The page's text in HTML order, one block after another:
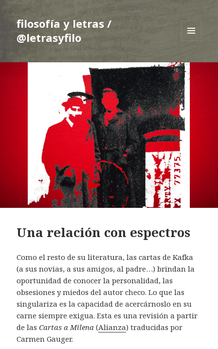
filosofía y letras /
@letrasyfilo
WIDGETS
Una relación con espectros
Como el resto de su literatura, las cartas de Kafka
(a sus novias, a sus amigos, al padre…) brindan la
oportunidad de conocer la personalidad, las
obsesiones y miedos del autor checo. Lo que las
singulariza es la capacidad de acercárnoslo en su
carne siempre exigua. Esta es una revisión a partir
de lasCartas a Milena (Alianza) traducidas por
Carmen Gauger.